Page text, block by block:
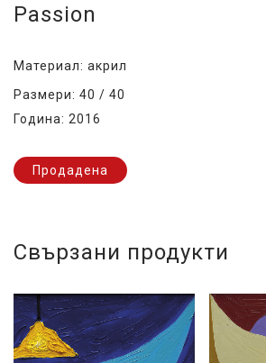
Passion
Материал: акрил
Размери: 40 / 40
Година: 2016
Продадена
Свързани продукти